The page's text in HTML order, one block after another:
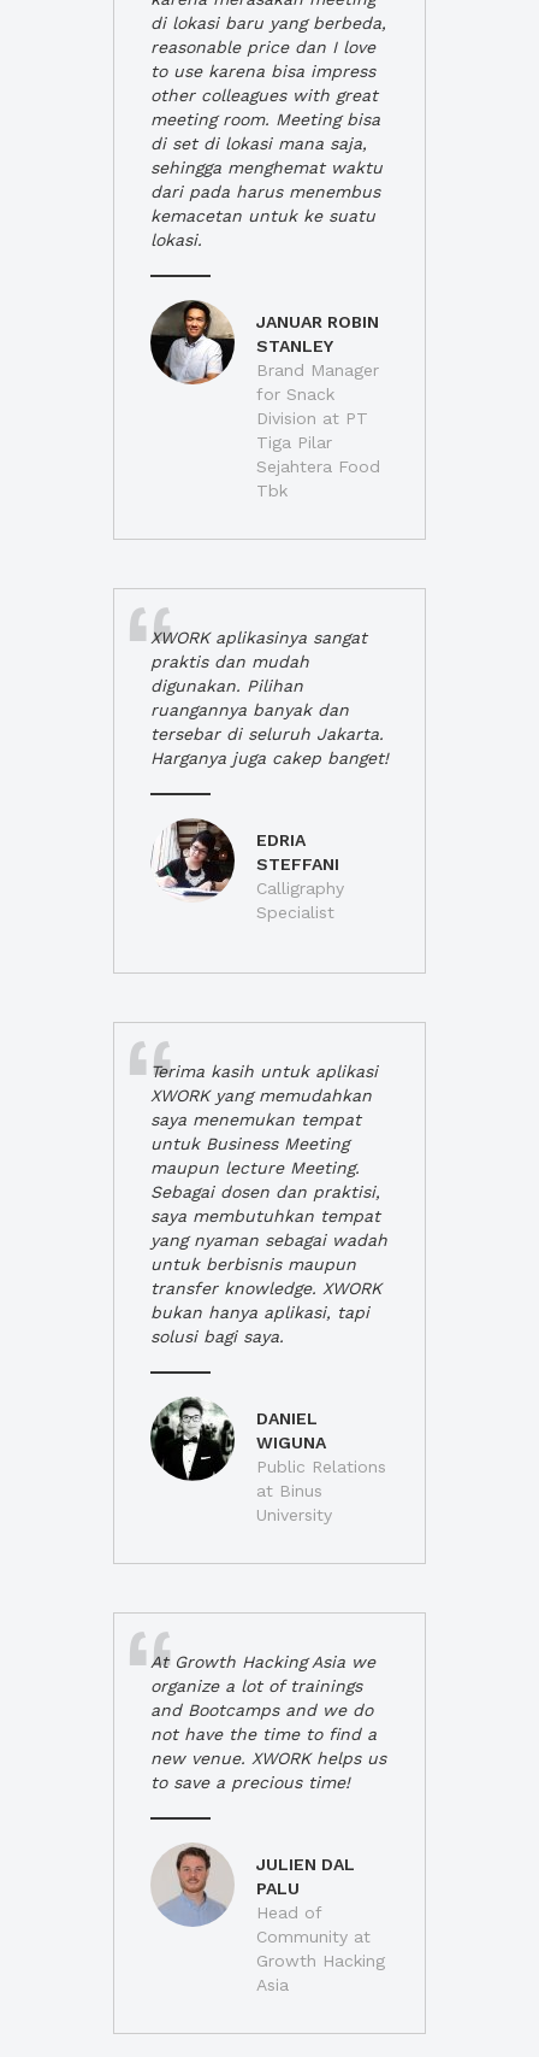
di lokasi baru yang berbeda,
reasonable price dan I love
to use karena bisa impress
other colleagues with great
meeting room. Meeting bisa
di set di lokasi mana saja,
sehingga menghemat waktu
dari pada harus menembus
kemacetan untuk ke suatu
lokasi.
JANUAR ROBIN
STANLEY
Brand Manager
for Snack
Division at PT
Tiga Pilar
Sejahtera Food
Tbk
XWORK aplikasinya sangat
praktis dan mudah
digunakan. Pilihan
ruangannya banyak dan
tersebar di seluruh Jakarta.
Harganya juga cakep banget!
EDRIA
STEFFANI
Calligraphy
Specialist
Terima kasih untuk aplikasi
XWORK yang memudahkan
saya menemukan tempat
untuk Business Meeting
maupun lecture Meeting.
Sebagai dosen dan praktisi,
saya membutuhkan tempat
yang nyaman sebagai wadah
untuk berbisnis maupun
transfer knowledge. XWORK
bukan hanya aplikasi, tapi
solusi bagi saya.
DANIEL
WIGUNA
Public Relations
at Binus
University
At Growth Hacking Asia we
organize a lot of trainings
and Bootcamps and we do
not have the time to find a
new venue. XWORK helps us
to save a precious time!
JULIEN DAL
PALU
Head of
Community at
Growth Hacking
Asia